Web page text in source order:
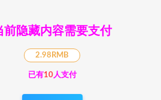
前隐藏内容需要支付
2.98RMB
已有10人支付